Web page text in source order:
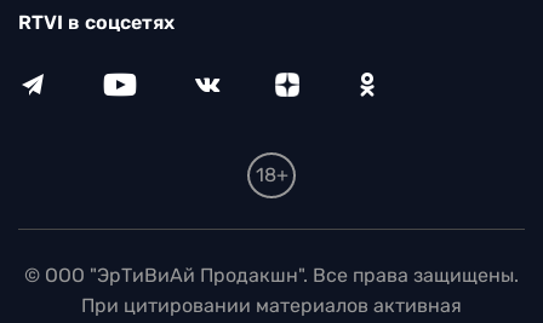
RTVI в соцсетях
18+
© ООО "ЭрТиВиАй Продакшн". Все права защищены.
При цитировании материалов активная